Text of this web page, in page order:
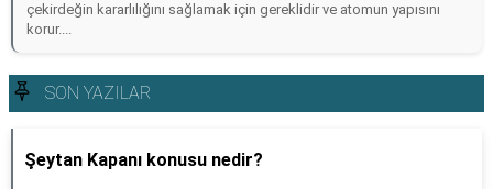
çekirdeğin kararlılığını sağlamak için gereklidir ve atomun yapısını
korur....
SON YAZILAR
Şeytan Kapanı konusu nedir?